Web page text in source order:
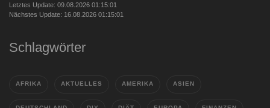
Letztes Update: 09.08.2026 01:15:01
Nächstes Update: 16.08.2026 01:15:01
Schlagwörter
AFRIKA AKTUELLES AMERIKA ASIEN